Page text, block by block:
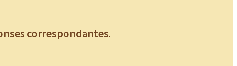
correspondantes.